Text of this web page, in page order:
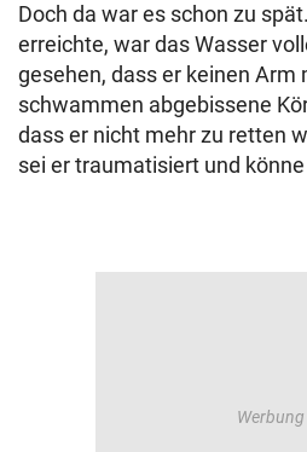
Doch da war es schon zu
erreichte, war das Wasser
gesehen, dass er keinen Arm
schwammen abgebissene
dass er nicht mehr zu retten
sei er traumatisiert und